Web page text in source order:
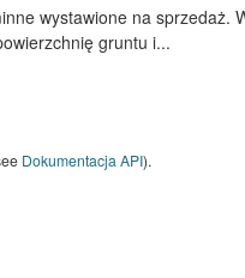
wystawione na sprzedaż.
gruntu i...
Dokumentacja API).